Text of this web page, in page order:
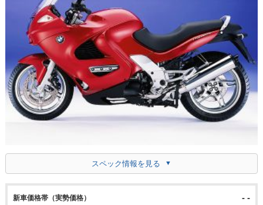
スペック情報を見る
新車価格帯（実勢価格） - -